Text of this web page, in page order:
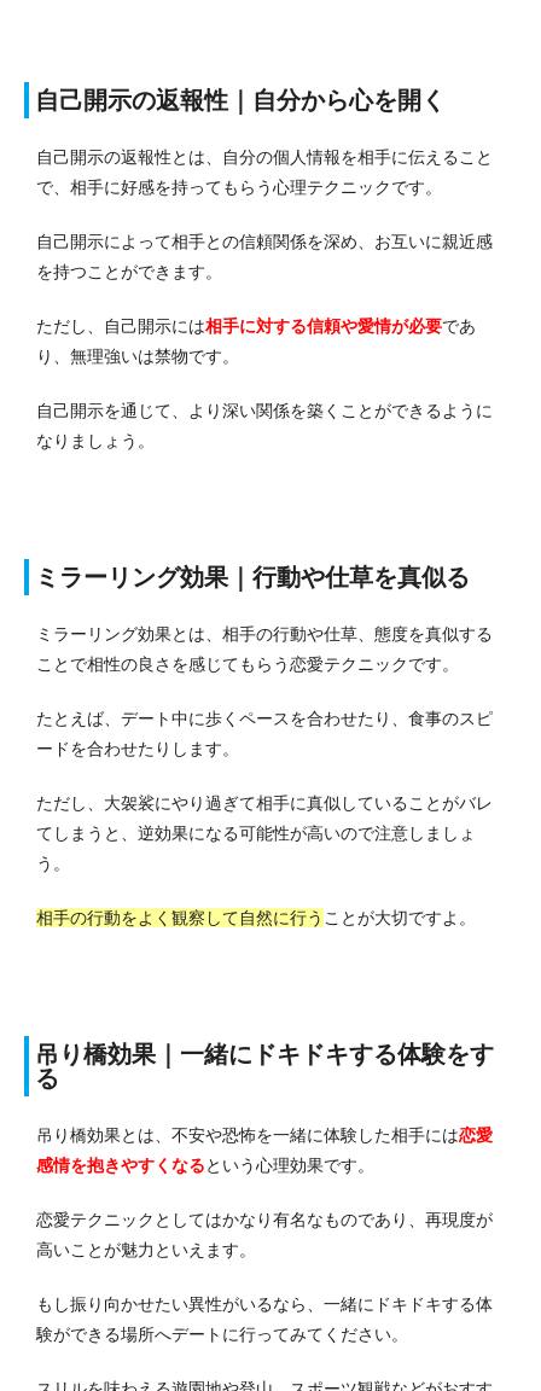
自己開示の返報性｜自分から心を開く
自己開示の返報性とは、自分の個人情報を相手に伝えること
で、相手に好感を持ってもらう心理テクニックです。
自己開示によって相手との信頼関係を深め、お互いに親近感
を持つことができます。
ただし、自己開示には相手に対する信頼や愛情が必要であ
り、無理強いは禁物です。
自己開示を通じて、より深い関係を築くことができるように
なりましょう。
ミラーリング効果｜行動や仕草を真似る
ミラーリング効果とは、相手の行動や仕草、態度を真似する
ことで相性の良さを感じてもらう恋愛テクニックです。
たとえば、デート中に歩くペースを合わせたり、食事のスピ
ードを合わせたりします。
ただし、大袈裟にやり過ぎて相手に真似していることがバレ
てしまうと、逆効果になる可能性が高いので注意しましょ
う。
相手の行動をよく観察して自然に行う ことが大切ですよ。
吊り橋効果｜一緒にドキドキする体験をす
る
吊り橋効果とは、不安や恐怖を一緒に体験した相手には恋愛
感情を抱きやすくなるという心理効果です。
恋愛テクニックとしてはかなり有名なものであり、再現度が
高いことが魅力といえます。
もし振り向かせたい異性がいるなら、一緒にドキドキする体
験ができる場所へデートに行ってみてください。